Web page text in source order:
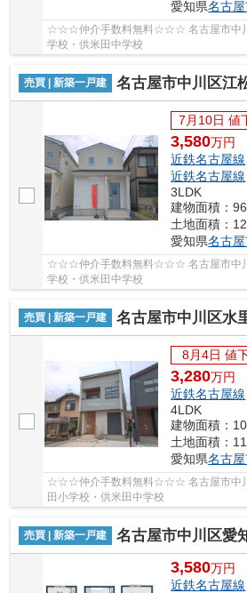
愛知県名古
☆☆☆仲介手数料無料☆☆☆ 名古屋市中川
学校・供米田中学校
売買 | 新築一戸建 名古屋市中川区江松５丁目320【仲
7月10日 値
3,580万円
近鉄名古屋線
近鉄名古屋線
3LDK
建物面積：
土地面積：
愛知県名古
☆☆☆仲介手数料無料☆☆☆ 名古屋市中川
学校・供米田中学校
売買 | 新築一戸建 名古屋市中川区水里5丁目289【仲介手数
8月4日 値
3,280万円
近鉄名古屋線
4LDK
建物面積：
土地面積：
愛知県名古
☆☆☆仲介手数料無料☆☆☆ 名古屋市中川
田小学校・供米田中学校
売買 | 新築一戸建 名古屋市中川区愛知町15-9【仲介手
3,580万円
近鉄名古屋線